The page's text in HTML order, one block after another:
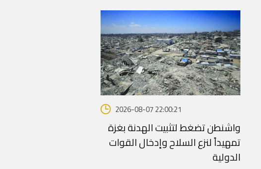
2026-08-07 22:00:21
واشنطن تضغط لتثبيت الهدنة بغزة
تمهيداً لنزع السلاح وإدخال القوات
الدولية